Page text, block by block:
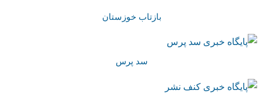
بازتاب خوزستان
سد پرس